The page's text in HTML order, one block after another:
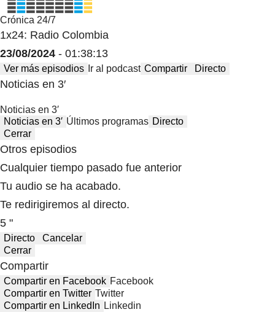
Crónica 24/7
1x24: Radio Colombia
23/08/2024 - 01:38:13
Ver más episodios Ir al podcast Compartir Directo
Noticias en 3′
Noticias en 3′
Noticias en 3′ Últimos programas Directo
Cerrar
Otros episodios
Cualquier tiempo pasado fue anterior
Tu audio se ha acabado.
Te redirigiremos al directo.
5 "
Directo
Cancelar
Cerrar
Compartir
Compartir en Facebook Facebook
Compartir en Twitter Twitter
Compartir en LinkedIn Linkedin